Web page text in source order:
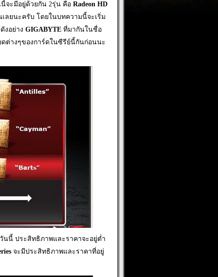
จะมีอยู่ด้วยกัน 2รุ่น คือ Radeon HD
ลยนะครับ โดยในบทความนี้จะเริ่ม
งอย่าง GIGABYTE ที่มากันในชื่อ
ต่างๆของการ์ดในซีรีย์นี้กันก่อนนะ
นนี้ ประสิทธิภาพและราคาจะอยู่ต่ำ
จะมีประสิทธิภาพและราคาที่อยู่